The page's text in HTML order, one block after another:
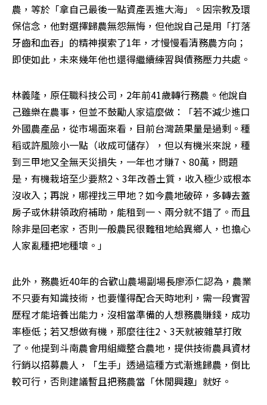
農，等於「拿自己最後一點資產丟進大海」。因宗教及環
保信念，他對選擇歸農無怨無悔，但他說自己是用「打落
牙齒和血吞」的精神摸索了1年，才慢慢看清務農方向；
即使如此，未來幾年他也還得繼續練習與債務壓力共處。
林義隆，原任職科技公司，2年前41歲轉行務農。他說自
己雖樂在農事，但並不鼓勵人家這麼做：「若不減少進口
外國農產品，從市場面來看，目前台灣蔬果量是過剩。種
稻或許風險小一點（收成可儲存），但以有機米來說，種
到三甲地又全無天災損失，一年也才賺7、80萬，問題
是，有機栽培至少要熬2、3年改善土質，收入極少或根本
沒收入；再說，哪裡找三甲地？如今農地破碎，多轉去蓋
房子或休耕領政府補助，能租到一、兩分就不錯了。而且
除非是回老家，否則一般農民很難租地給異鄉人，也擔心
人家亂種把地種壞。」
此外，務農近40年的合歡山農場副場長廖添仁認為，農業
不只要有知識技術，也要懂得配合天時地利，需一段實習
歷程才能培養出能力，沒相當準備的人想務農賺錢，成功
率極低；若又想做有機，那麼往往2、3天就被雜草打敗
了。他提到斗南農會用組織整合農地，提供技術農具資材
行銷以招募農人，「生手」透過這種方式漸進歸農，倒比
較可行，否則建議暫且把務農當「休閒興趣」就好。